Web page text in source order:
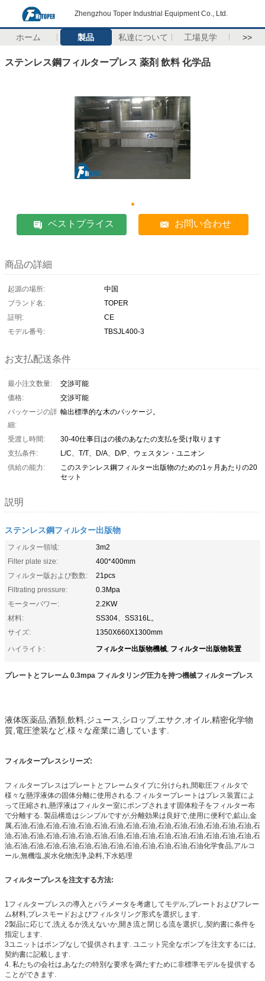
Zhengzhou Toper Industrial Equipment Co., Ltd.
ホーム 製品 私達について 工場見学 >>
ステンレス鋼フィルタープレス 薬剤 飲料 化学品
ベストプライス お問い合わせ
商品の詳細
起源の場所:
中国
ブランド名:
TOPER
証明:
CE
モデル番号:
TBSJL400-3
お支払配送条件
最小注文数量:
交渉可能
価格:
交渉可能
パッケージの詳
細:
輸出標準的な木のパッケージ。
受渡し時間:
30-40仕事日はの後のあなたの支払を受け取ります
支払条件:
L/C、T/T、D/A、D/P、ウェスタン・ユニオン
供給の能力:
このステンレス鋼フィルター出版物のための1ヶ月あたりの20
セット
説明
ステンレス鋼フィルター出版物
フィルター領域:
3m2
Filter plate size:
400*400mm
フィルター版および数数:
21pcs
Filtrating pressure:
0.3Mpa
モーターパワー:
2.2KW
材料:
SS304、SS316L。
サイズ:
1350X660X1300mm
ハイライト:
フィルター出版物機械, フィルター出版物装置
プレートとフレーム 0.3mpa フィルタリング圧力を持つ機械フィルタープレス
液体医薬品,酒類,飲料,ジュース,シロップ,エサク,オイル,精密化学物
質,電圧塗装など,様々な産業に適しています.
フィルタープレスシリーズ:
フィルタープレスはプレートとフレームタイプに分けられ,間歇圧フィルタで
様々な懸浮液体の固体分離に使用される.フィルタープレートはプレス装置によ
って圧縮され,懸浮液はフィルター室にポンプされます固体粒子をフィルター布
で分離する. 製品構造はシンプルですが,分離効果は良好で,使用に便利で,鉱山,金
属,石油,石油,石油,石油,石油,石油,石油,石油,石油,石油,石油,石油,石油,石油,石油,石
油,石油,石油,石油,石油,石油,石油,石油,石油,石油,石油,石油,石油,石油,石油,石油,石
油,石油,石油,石油,石油,石油,石油,石油,石油,石油,石油,石油,石油化学食品,アルコ
ール,無機塩,炭水化物洗浄,染料,下水処理
フィルタープレスを注文する方法:
1フィルタープレスの導入とパラメータを考慮してモデル,プレートおよびフレー
ム材料,プレスモードおよびフィルタリング形式を選択します.
2製品に応じて,洗えるか洗えないか,開き流と閉じる流を選択し,契約書に条件を
指定します.
3ユニットはポンプなしで提供されます. ユニット完全なポンプを注文するには,
契約書に記載します.
4. 私たちの会社は,あなたの特別な要求を満たすために非標準モデルを提供する
ことができます.